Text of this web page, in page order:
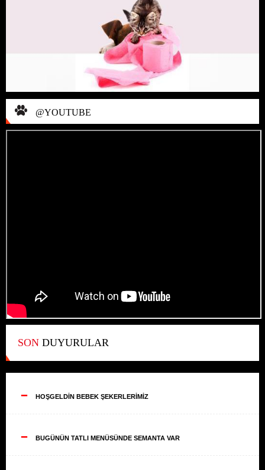
@YOUTUBE
SON DUYURULAR
-- HOŞGELDİN BEBEK ŞEKERLERİMİZ
-- BUGÜNÜN TATLI MENÜSÜNDE SEMANTA VAR